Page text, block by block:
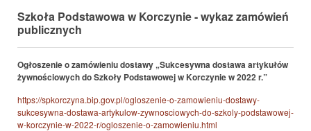
Szkoła Podstawowa w Korczynie - wykaz zamówień
publicznych
Ogłoszenie o zamówieniu dostawy „Sukcesywna dostawa artykułów
żywnościowych do Szkoły Podstawowej w Korczynie w 2022 r.”
https://spkorczyna.bip.gov.pl/ogloszenie-o-zamowieniu-dostawy-
sukcesywna-dostawa-artykulow-zywnosciowych-do-szkoly-podstawowej-
w-korczynie-w-2022-r/ogloszenie-o-zamowieniu.html